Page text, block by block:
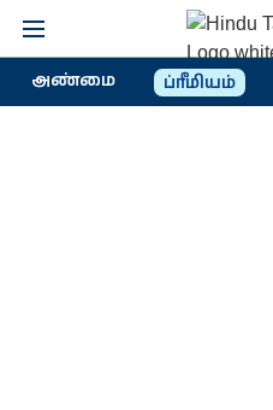
அண்மை ப்ரீமியம்